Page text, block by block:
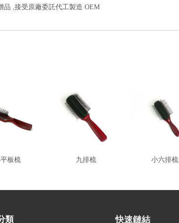
品 ,接受原廠委託代工製造 OEM
板梳 九排梳 小六排梳
類 快速鏈結